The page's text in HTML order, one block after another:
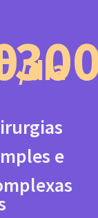
/dia
e